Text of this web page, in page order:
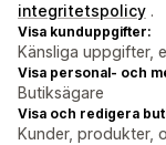
integritetspolicy .
Visa kunduppgifter:
Känsliga uppgifter,
Visa personal- och
Butiksägare
Visa och redigera
Kunder, produkter,